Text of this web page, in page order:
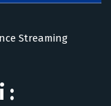
Streaming
: